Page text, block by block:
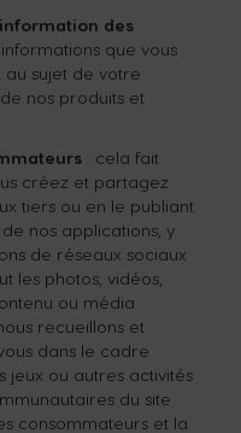
des
que vous
sujet de votre
nos produits et
: cela fait
créez et partagez
tiers ou en le publiant
nos applications, y
de réseaux sociaux
les photos, vidéos,
ou média
recueillons et
dans le cadre
jeux ou autres activités
du site
consommateurs et la